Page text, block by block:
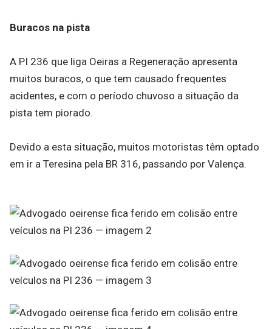
Buracos na pista
A PI 236 que liga Oeiras a Regeneração apresenta
muitos buracos, o que tem causado frequentes
acidentes, e com o período chuvoso a situação da
pista tem piorado.
Devido a esta situação, muitos motoristas têm optado
em ir a Teresina pela BR 316, passando por Valença.